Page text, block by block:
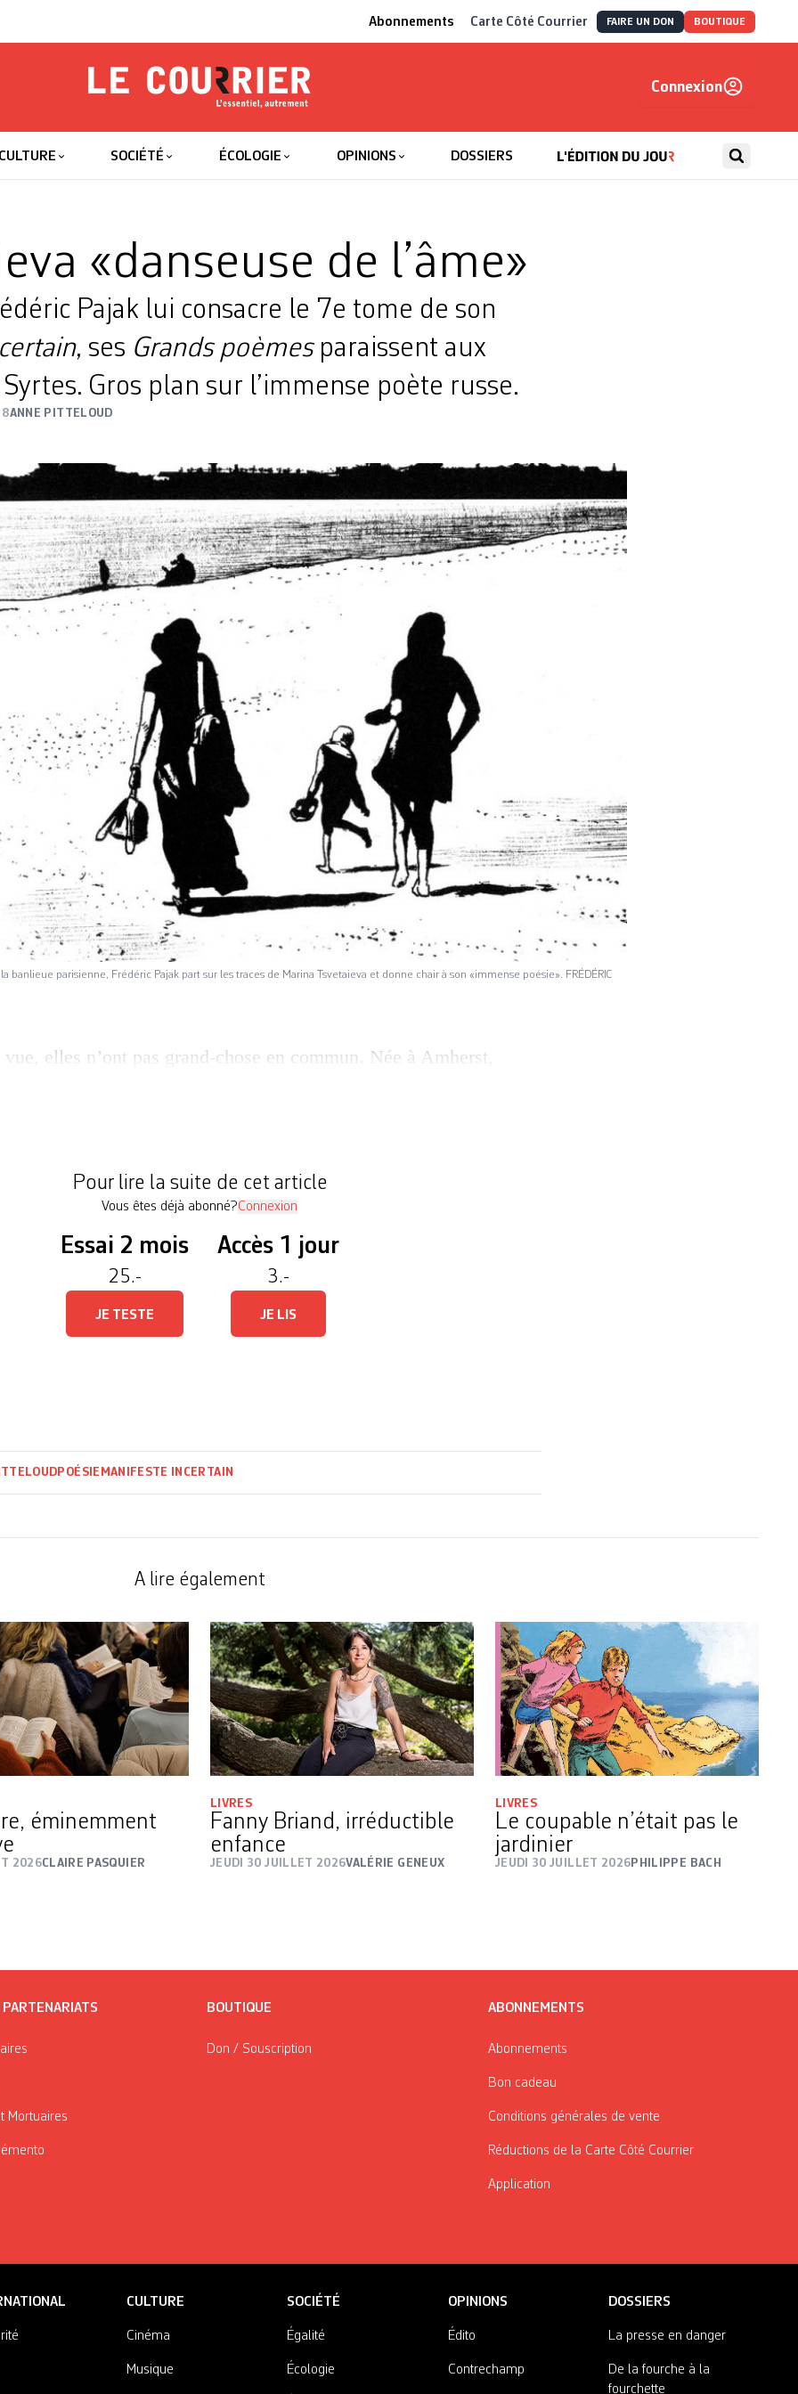
Abonnements Carte Côté Courrier FAIRE UN DON BOUTIQUE
Le Courrier
Connexion
CULTURE SOCIÉTÉ ÉCOLOGIE OPINIONS DOSSIERS
«danseuse de l’âme»
Pajak lui consacre le 7e tome de son
, ses Grands poèmesparaissent aux
Gros plan sur l’immense poète russe.
ANNE PITTELOUD
banlieue parisienne, Frédéric Pajak part sur les traces de Marina Tsvetaieva et donne chair à son «immense poésie». FRÉDÉRIC
elles n’ont pas grand-chose en commun. Née à Amherst,
Pour lire la suite de cet article
Vous êtes déjà abonné?Connexion
Essai 2 mois
25.-
JE TESTE
Accès 1 jour
3.-
JE LIS
POÉSIE MANIFESTE INCERTAIN
A lire également
éminemment
2026CLAIRE PASQUIER
LIVRES
Fanny Briand, irréductible
enfance
JEUDI 30 JUILLET 2026VALÉRIE GENEUX
LIVRES
Le coupable n’était pas le
jardinier
JEUDI 30 JUILLET 2026 PHILIPPE BACH
Mortuaires
BOUTIQUE
Don / Souscription
ABONNEMENTS
Abonnements
Bon cadeau
Conditions générales de vente
Réductions de la Carte Côté Courrier
Application
CULTURE
Cinéma
Musique
SOCIÉTÉ
Égalité
Écologie
OPINIONS
Édito
Contrechamp
DOSSIERS
La presse en danger
De la fourche à la
fourchette